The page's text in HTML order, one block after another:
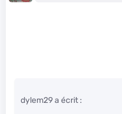
dylem29 a écrit :